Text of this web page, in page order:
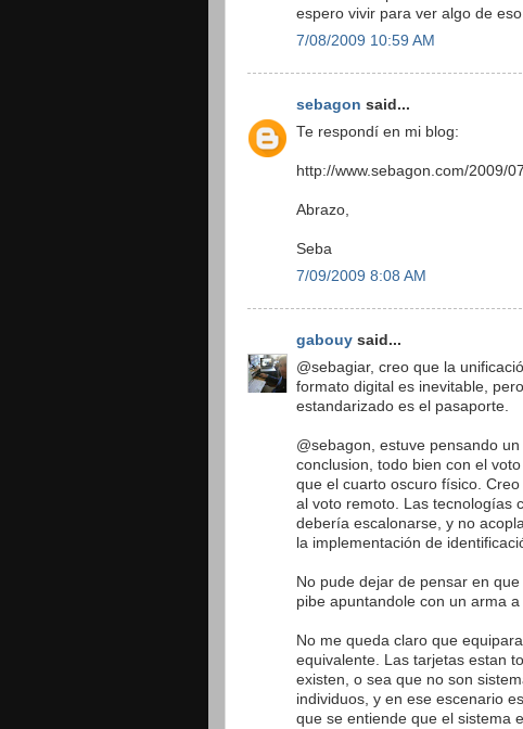
espero vivir para ver algo de
7/08/2009 10:59 AM
sebagon said...
Te respondí en mi blog:
http://www.sebagon.com/2009/
Abrazo,
Seba
7/09/2009 8:08 AM
gabouy said...
@sebagiar, creo que la
formato digital es inevitable,
estandarizado es el pasaporte.
@sebagon, estuve pensando
conclusion, todo bien con el
que el cuarto oscuro físico.
al voto remoto. Las tecnologías
debería escalonarse, y no
la implementación de
No pude dejar de pensar en
pibe apuntandole con un arma
No me queda claro que
equivalente. Las tarjetas estan
existen, o sea que no son
individuos, y en ese escenario
que se entiende que el sistema